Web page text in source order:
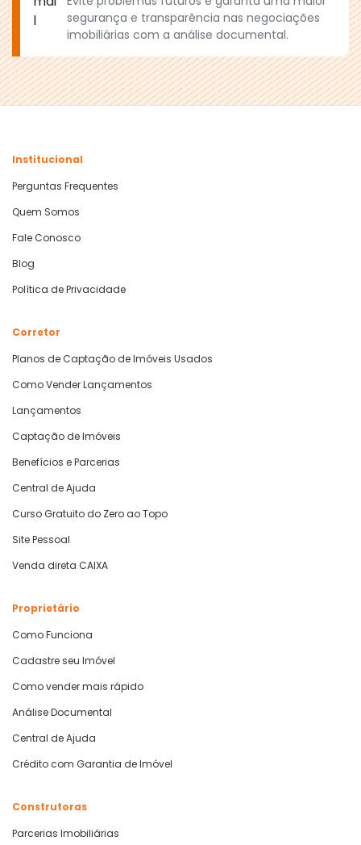
segurança e transparência nas negociações
imobiliárias com a análise documental.
Institucional
Perguntas Frequentes
Quem Somos
Fale Conosco
Blog
Política de Privacidade
Corretor
Planos de Captação de Imóveis Usados
Como Vender Lançamentos
Lançamentos
Captação de Imóveis
Benefícios e Parcerias
Central de Ajuda
Curso Gratuito do Zero ao Topo
Site Pessoal
Venda direta CAIXA
Proprietário
Como Funciona
Cadastre seu Imóvel
Como vender mais rápido
Análise Documental
Central de Ajuda
Crédito com Garantia de Imóvel
Construtoras
Parcerias Imobiliárias